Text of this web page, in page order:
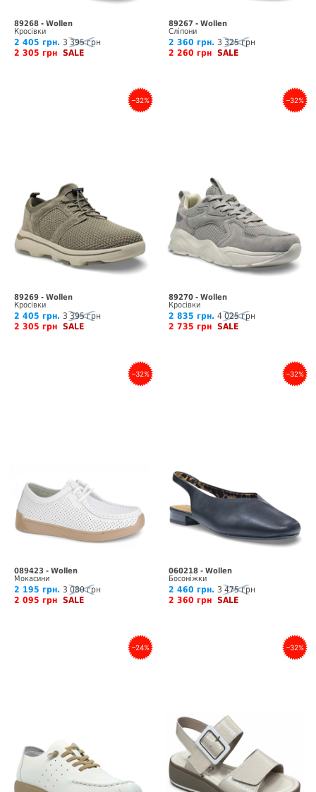
89268 - Wollen
Кросівки
2 405 грн. 3 395 грн
2 305 грн SALE
89267 - Wollen
Сліпони
2 360 грн. 3 325 грн
2 260 грн SALE
–32%
89269 - Wollen
Кросівки
2 405 грн. 3 395 грн
2 305 грн SALE
–32%
89270 - Wollen
Кросівки
2 835 грн. 4 025 грн
2 735 грн SALE
–32%
089423 - Wollen
Мокасини
2 195 грн. 3 080 грн
2 095 грн SALE
–32%
060218 - Wollen
Босоніжки
2 460 грн. 3 475 грн
2 360 грн SALE
–24% –32%